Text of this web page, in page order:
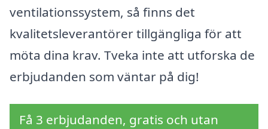
ventilationssystem, så finns det
kvalitetsleverantörer tillgängliga för att
möta dina krav. Tveka inte att utforska de
erbjudanden som väntar på dig!
Få 3 erbjudanden, gratis och utan